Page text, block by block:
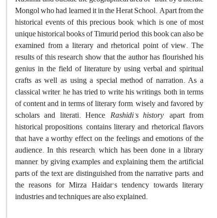
Mongol who had learned it in the Herat School. Apart from the
historical events of this precious book, which is one of most
unique historical books of Timurid period, this book can also be
examined from a literary and rhetorical point of view. The
results of this research show that the author has flourished his
genius in the field of literature by using verbal and spiritual
crafts as well as using a special method of narration. As a
classical writer, he has tried to write his writings, both in terms
of content and in terms of literary form, wisely and favored by
scholars and literati. Hence,Rashidi's history, apart from
historical propositions, contains literary and rhetorical flavors
that have a worthy effect on the feelings and emotions of the
audience. In this research, which has been done in a library
manner, by giving examples and explaining them, the artificial
parts of the text are distinguished from the narrative parts, and
the reasons for Mirza Haidar's tendency towards literary
industries and techniques are also explained.